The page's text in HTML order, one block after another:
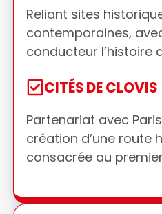
Reliant sites
contemporaines,
conducteur l’histoire
CITÉS DE CLOVIS
Partenariat avec
création d’une route
consacrée au